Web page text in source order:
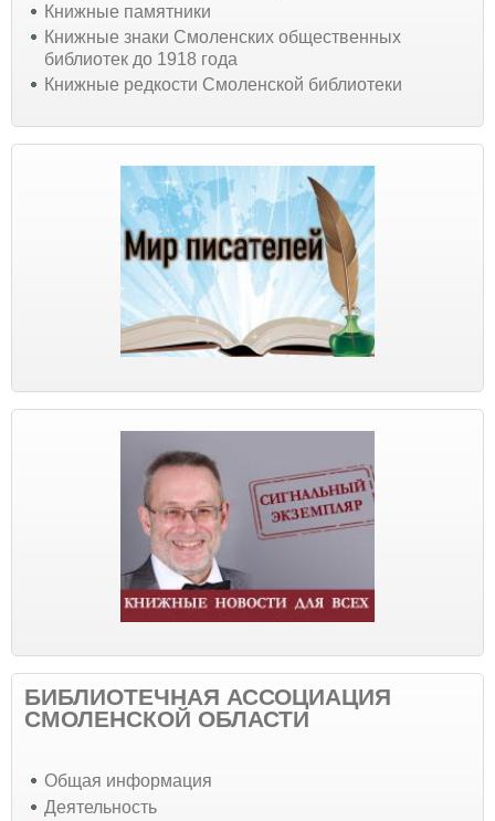
Книжные памятники
Книжные знаки Смоленских общественных
библиотек до 1918 года
Книжные редкости Смоленской библиотеки
БИБЛИОТЕЧНАЯ АССОЦИАЦИЯ
СМОЛЕНСКОЙ ОБЛАСТИ
Общая информация
Деятельность